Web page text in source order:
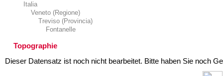
Italia
Veneto (Regione)
Treviso (Provincia)
Fontanelle
Topographie
Dieser Datensatz ist noch nicht bearbeitet. Bitte haben Sie noch